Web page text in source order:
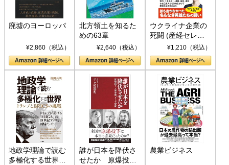
廃墟のヨーロッパ
¥2,860（税込）
北方領土を知るた
めの63章
¥2,640（税込）
ウクライナ企業の
死闘 (産経セレク
ト S 039)¥1,210（税込）
地政学理論で読む
多極化する世界：
誰が日本を降伏さ
せたか 原爆投
農業ビジネス